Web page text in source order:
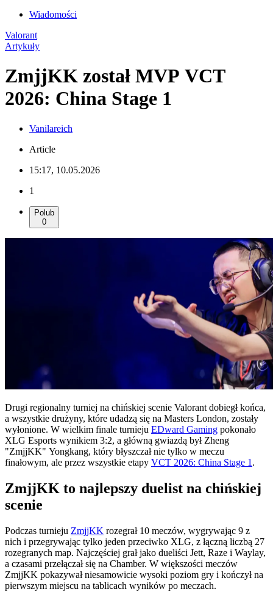
Wiadomości
Valorant
Artykuły
ZmjjKK został MVP VCT
2026: China Stage 1
Vanilareich
Article
15:17, 10.05.2026
1
Polub
0
Drugi regionalny turniej na chińskiej scenie Valorant dobiegł końca,
a wszystkie drużyny, które udadzą się na Masters London, zostały
wyłonione. W wielkim finale turnieju EDward Gaming pokonało
XLG Esports wynikiem 3:2, a główną gwiazdą był Zheng
"ZmjjKK" Yongkang, który błyszczał nie tylko w meczu
finałowym, ale przez wszystkie etapy VCT 2026: China Stage 1 .
ZmjjKK to najlepszy duelist na chińskiej
scenie
Podczas turnieju ZmjjKK rozegrał 10 meczów, wygrywając 9 z
nich i przegrywając tylko jeden przeciwko XLG, z łączną liczbą 27
rozegranych map. Najczęściej grał jako dueliści Jett, Raze i Waylay,
a czasami przełączał się na Chamber. W większości meczów
ZmjjKK pokazywał niesamowicie wysoki poziom gry i kończył na
pierwszym miejscu na tablicach wyników po meczach.